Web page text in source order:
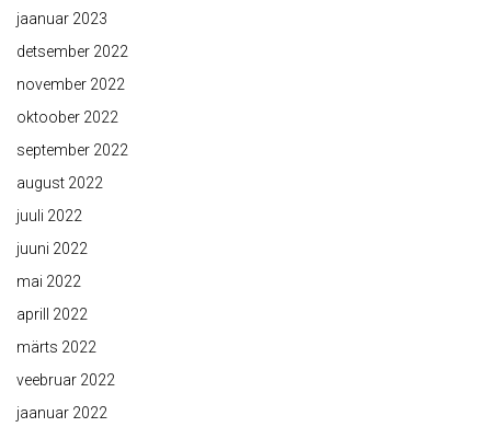
jaanuar 2023
detsember 2022
november 2022
oktoober 2022
september 2022
august 2022
juuli 2022
juuni 2022
mai 2022
aprill 2022
märts 2022
veebruar 2022
jaanuar 2022